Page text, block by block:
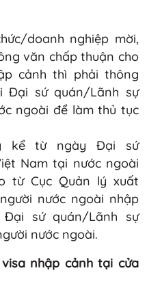
doanh nghiệp mời,
văn chấp thuận cho
cảnh thì phải thông
Đại sứ quán/Lãnh sự
ngoài để làm thủ tục
kể từ ngày Đại sứ
Nam tại nước ngoài
từ Cục Quản lý xuất
nước ngoài nhập
sứ quán/Lãnh sự
nước ngoài.
nhập cảnh tại cửa